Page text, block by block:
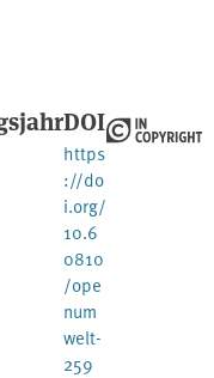
DOI
https
://do
i.org/
10.6
0810
/ope
num
welt-
259